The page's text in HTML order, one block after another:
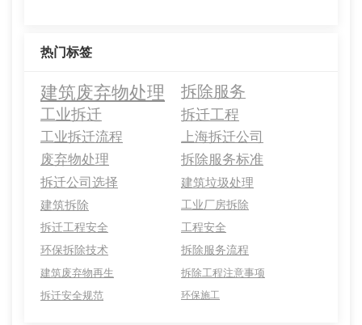
热门标签
建筑废弃物处理 拆除服务
工业拆迁 拆迁工程
工业拆迁流程
上海拆迁公司
废弃物处理
拆除服务标准
拆迁公司选择
建筑垃圾处理
建筑拆除
工业厂房拆除
拆迁工程安全
工程安全
环保拆除技术
拆除服务流程
建筑废弃物再生
拆除工程注意事项
拆迁安全规范
环保施工